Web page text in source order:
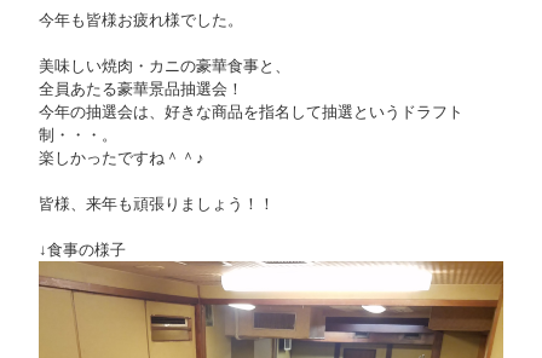
今年も皆様お疲れ様でした。
美味しい焼肉・カニの豪華食事と、
全員あたる豪華景品抽選会！
今年の抽選会は、好きな商品を指名して抽選というドラフト
制・・・。
楽しかったですね＾＾♪
皆様、来年も頑張りましょう！！
↓食事の様子